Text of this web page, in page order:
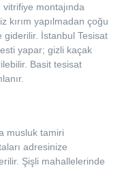
montajında
kırım yapılmadan çoğu
giderilir. İstanbul Tesisat
yapar; gizli kaçak
Basit tesisat
musluk tamiri
adresinize
Şişli mahallelerinde